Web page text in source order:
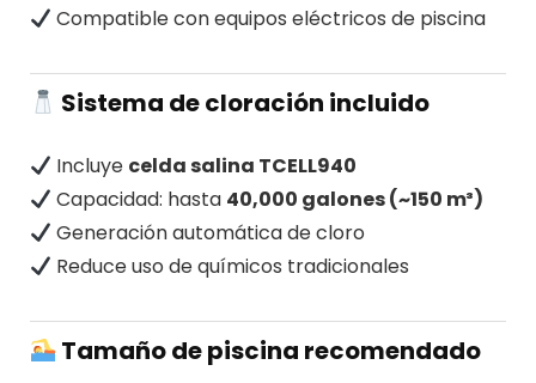
Compatible con equipos eléctricos de piscina
Sistema de cloración incluido
Incluye celda salina TCELL940
Capacidad: hasta 40,000 galones (~150 m³)
Generación automática de cloro
Reduce uso de químicos tradicionales
Tamaño de piscina recomendado